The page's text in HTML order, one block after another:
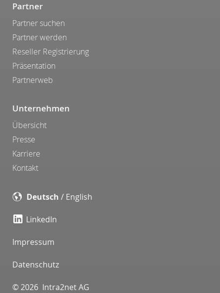
Partner
Partner suchen
Partner werden
Reseller Registrierung
Präsentation
Partnerweb
Unternehmen
Übersicht
Presse
Karriere
Kontakt
Deutsch / English
LinkedIn
Impressum
Datenschutz
© 2026 Intra2net AG